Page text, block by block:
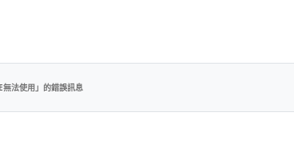
法使用」的錯誤訊息